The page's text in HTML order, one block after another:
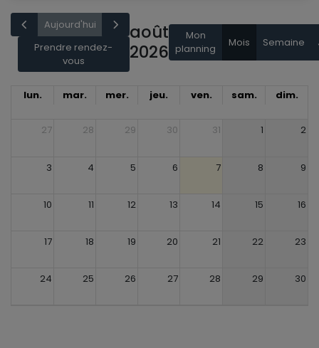
Aujourd'hui
Prendre rendez-
vous
août
2026
Mon
planning
Mois Semaine
lun. mar. mer. jeu. ven. sam. dim.
27 28 29 30 31 1 2
3 4 5 6 7 8 9
10 11 12 13 14 15 16
17 18 19 20 21 22 23
24 25 26 27 28 29 30